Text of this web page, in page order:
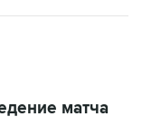
матча